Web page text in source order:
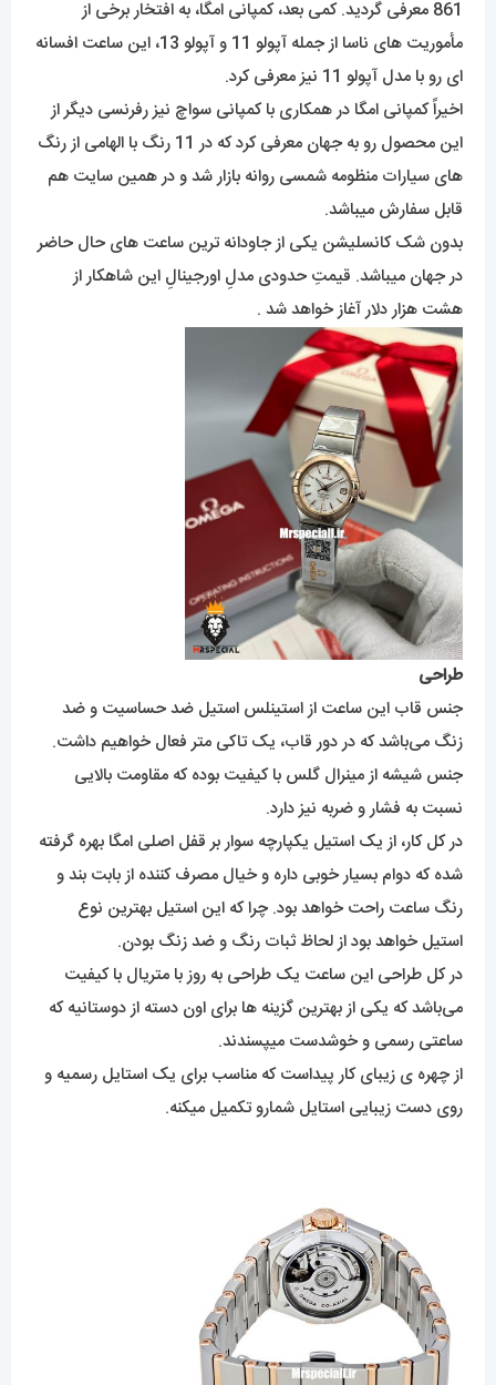
861 معرفی گردید. کمی بعد، کمپانی امگا، به افتخار برخی از
مأموریت های ناسا از جمله آپولو 11 و آپولو 13، این ساعت افسانه
ای رو با مدل آپولو 11 نیز معرفی کرد.
اخیراً کمپانی امگا در همکاری با کمپانی سواچ نیز رفرنسی دیگر از
این محصول رو به جهان معرفی کرد که در 11 رنگ با الهامی از رنگ
های سیارات منظومه شمسی روانه بازار شد و در همین سایت هم
قابل سفارش میباشد.
بدون شک کانسلیشن یکی از جاودانه ترین ساعت های حال حاضر
در جهان میباشد. قیمتِ حدودی مدلِ اورجینالِ این شاهکار از
هشت هزار دلار آغاز خواهد شد .
طراحی
جنس قاب این ساعت از استینلس استیل ضد حساسیت و ضد
زنگ می‌باشد که در دور قاب، یک تاکی متر فعال خواهیم داشت.
جنس شیشه از مینرال گلس با کیفیت بوده که مقاومت بالایی
نسبت به فشار و ضربه نیز دارد.
در کل کار، از یک استیل یکپارچه سوار بر قفل اصلی امگا بهره گرفته
شده که دوام بسیار خوبی داره و خیال مصرف کننده از بابت بند و
رنگ ساعت راحت خواهد بود. چرا که این استیل بهترین نوع
استیل خواهد بود از لحاظ ثبات رنگ و ضد زنگ بودن.
در کل طراحی این ساعت یک طراحی به روز با متریال با کیفیت
می‌باشد که یکی از بهترین گزینه ها برای اون دسته از دوستانیه که
ساعتی رسمی و خوشدست میپسندند.
از چهره ی زیبای کار پیداست که مناسب برای یک استایل رسمیه و
روی دست زیبایی استایل شمارو تکمیل میکنه.